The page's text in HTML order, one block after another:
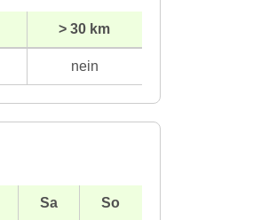
> 30 km
nein
Sa So